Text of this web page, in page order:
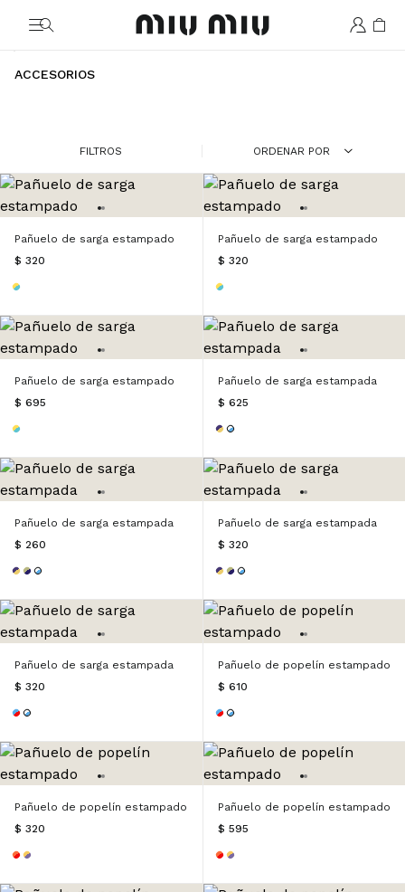
MiuMiu logo
ACCESORIOS
FILTROS ORDENAR POR
Pañuelo de sarga estampado
$ 320
Pañuelo de sarga estampado
$ 320
Pañuelo de sarga estampado
$ 695
Pañuelo de sarga estampada
$ 625
Pañuelo de sarga estampada
$ 260
Pañuelo de sarga estampada
$ 320
Pañuelo de sarga estampada
$ 320
Pañuelo de popelín estampado
$ 610
Pañuelo de popelín estampado
$ 320
Pañuelo de popelín estampado
$ 595